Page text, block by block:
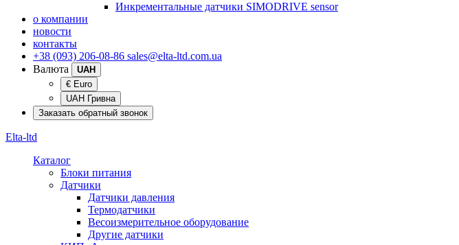
Инкрементальные датчики SIMODRIVE sensor
о компании
новости
контакты
+38 (093) 206-08-86 sales@elta-ltd.com.ua
Валюта
UAH
€ Euro
UAH Гривна
Заказать обратный звонок
Elta-ltd
Каталог
Блоки питания
Датчики
Датчики давления
Термодатчики
Весоизмерительное оборудование
Другие датчики